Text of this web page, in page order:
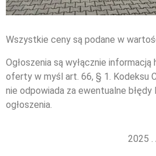
Wszystkie ceny są podane w
Ogłoszenia są wyłącznie
oferty w myśl art. 66, § 1. Kodeksu
nie odpowiada za ewentualne błędy
ogłoszenia.
2025 .